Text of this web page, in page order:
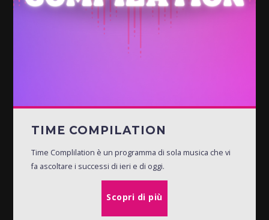
TIME COMPILATION
Time Complilation è un programma di sola musica che vi
fa ascoltare i successi di ieri e di oggi.
Scopri di più